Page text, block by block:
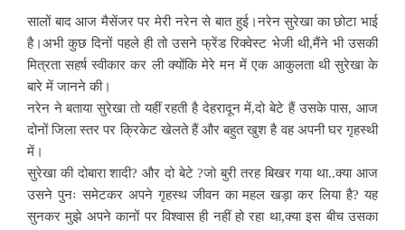
सालों बाद आज मैसेंजर पर मेरी नरेन से बात हुई।नरेन सुरेखा का छोटा भाई
है।अभी कुछ दिनों पहले ही तो उसने फ्रेंड रिक्वेस्ट भेजी थी,मैंने भी उसकी
मित्रता सहर्ष स्वीकार कर ली क्योंकि मेरे मन में एक आकुलता थी सुरेखा के
बारे में जानने की।
नरेन ने बताया सुरेखा तो यहीं रहती है देहरादून में,दो बेटे हैं उसके पास, आज
दोनों जिला स्तर पर क्रिकेट खेलते हैं और बहुत खुश है वह अपनी घर गृहस्थी
में।
सुरेखा की दोबारा शादी? और दो बेटे ?जो बुरी तरह बिखर गया था..क्या आज
उसने पुनः समेटकर अपने गृहस्थ जीवन का महल खड़ा कर लिया है? यह
सुनकर मुझे अपने कानों पर विश्वास ही नहीं हो रहा था,क्या इस बीच उसका